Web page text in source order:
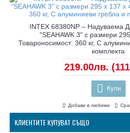
INTEX 68380NP – Надуваема
"SEAHAWK 3" с размери
Товароносимост: 360 кг, С
комплекта
219.00лв.
Купи
Добави в любими
КЛИЕНТИТЕ КУПУВАТ СЪЩО